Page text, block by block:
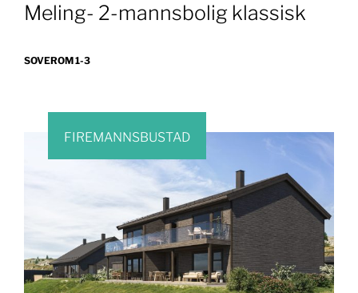
Meling- 2-mannsbolig klassisk
SOVEROM 1-3
FIREMANNSBUSTAD